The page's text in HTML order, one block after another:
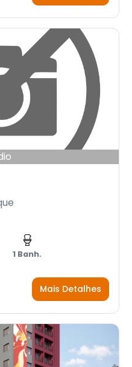
1 Banh.
Mais Detalhes